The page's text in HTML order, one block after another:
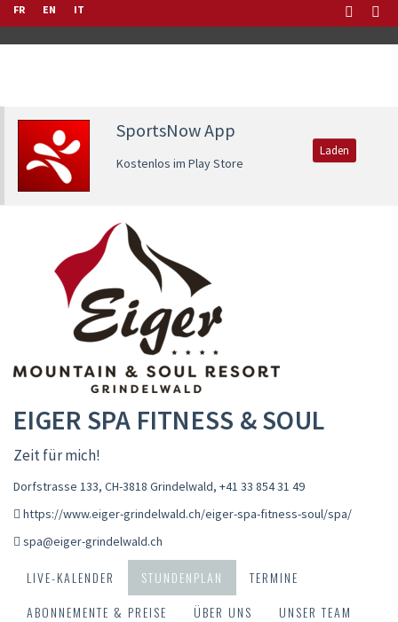
FR EN IT
SportsNow App
Kostenlos im Play Store
Laden
EIGER SPA FITNESS & SOUL
Zeit für mich!
Dorfstrasse 133, CH-3818 Grindelwald, +41 33 854 31 49
https://www.eiger-grindelwald.ch/eiger-spa-fitness-soul/spa/
spa@eiger-grindelwald.ch
LIVE-KALENDER STUNDENPLAN
TERMINE
ABONNEMENTE & PREISE
ÜBER UNS UNSER TEAM